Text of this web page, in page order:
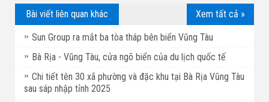
Xem tất cả »
Bài viết liên quan khác
Sun Group ra mắt ba tòa tháp bên biển Vũng Tàu
Bà Rịa - Vũng Tàu, cửa ngõ biển của du lịch quốc tế
Chi tiết tên 30 xã phường và đặc khu tại Bà Rịa Vũng Tàu
sau sáp nhập tỉnh 2025